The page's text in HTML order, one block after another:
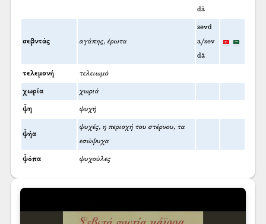
dā
σεβντάς αγάπης, έρωτα
sevd
a/sev
dā
τελεμονή τελειωμό
χωρία χωριά
ψ̌η ψυχή
ψ̌ήα
ψυχές, η περιοχή του στέρνου, τα
εσώψυχα
ψ̌όπα ψυχούλες